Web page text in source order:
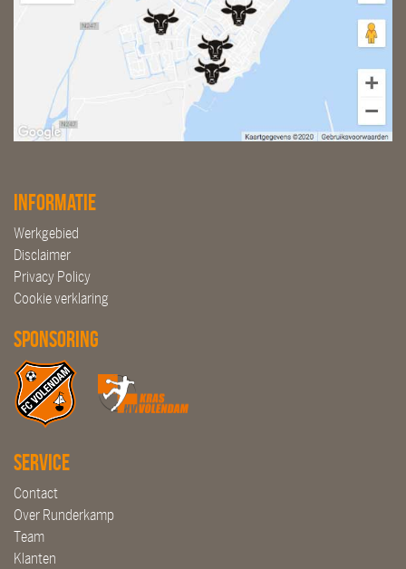
Informatie
Werkgebied
Disclaimer
Privacy Policy
Cookie verklaring
Sponsoring
Service
Contact
Over Runderkamp
Team
Klanten